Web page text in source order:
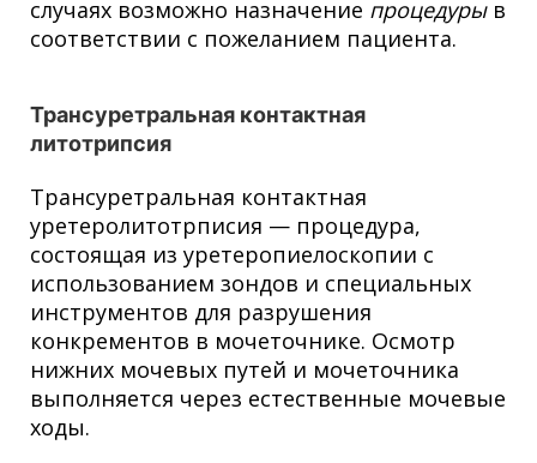
случаях возможно назначение процедурыв
соответствии с пожеланием пациента.
Трансуретральная контактная
литотрипсия
Трансуретральная контактная
уретеролитотрписия — процедура,
состоящая из уретеропиелоскопии с
использованием зондов и специальных
инструментов для разрушения
конкрементов в мочеточнике. Осмотр
нижних мочевых путей и мочеточника
выполняется через естественные мочевые
ходы.